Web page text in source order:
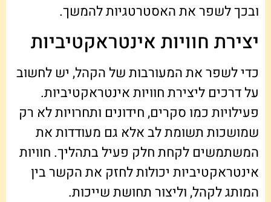
ובכך לשפר את האסטרטגיות להמשך.
יצירת חוויות אינטראקטיביות
כדי לשפר את המעורבות של הקהל, יש לחשוב
על דרכים ליצירת חוויות אינטראקטיביות.
פעילויות כמו סקרים, חידונים ותחרויות לא רק
שמושכות תשומת לב אלא גם מעודדות את
המשתמשים לקחת חלק פעיל בתהליך. חוויות
אינטראקטיביות יכולות לחזק את הקשר בין
המותג לקהל, וליצור תחושת שייכות.